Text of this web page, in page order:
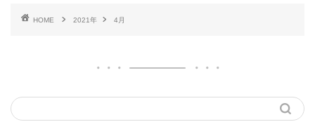
HOME 2021年 4月